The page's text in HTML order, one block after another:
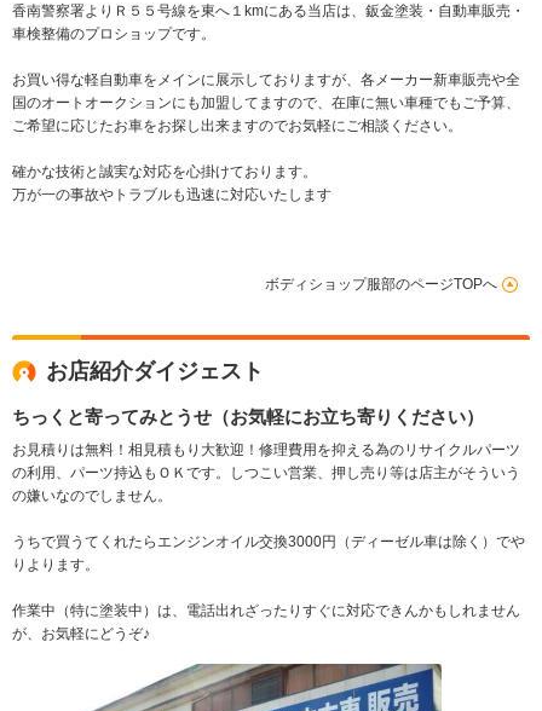
香南警察署よりＲ５５号線を東へ１kmにある当店は、鈑金塗装・自動車販売・
車検整備のプロショップです。
お買い得な軽自動車をメインに展示しておりますが、各メーカー新車販売や全
国のオートオークションにも加盟してますので、在庫に無い車種でもご予算、
ご希望に応じたお車をお探し出来ますのでお気軽にご相談ください。
確かな技術と誠実な対応を心掛けております。
万が一の事故やトラブルも迅速に対応いたします
ボディショップ服部のページTOPへ
お店紹介ダイジェスト
ちっくと寄ってみとうせ（お気軽にお立ち寄りください）
お見積りは無料！相見積もり大歓迎！修理費用を抑える為のリサイクルパーツ
の利用、パーツ持込もＯＫです。しつこい営業、押し売り等は店主がそういう
の嫌いなのでしません。
うちで買うてくれたらエンジンオイル交換3000円（ディーゼル車は除く）でや
りよります。
作業中（特に塗装中）は、電話出れざったりすぐに対応できんかもしれません
が、お気軽にどうぞ♪